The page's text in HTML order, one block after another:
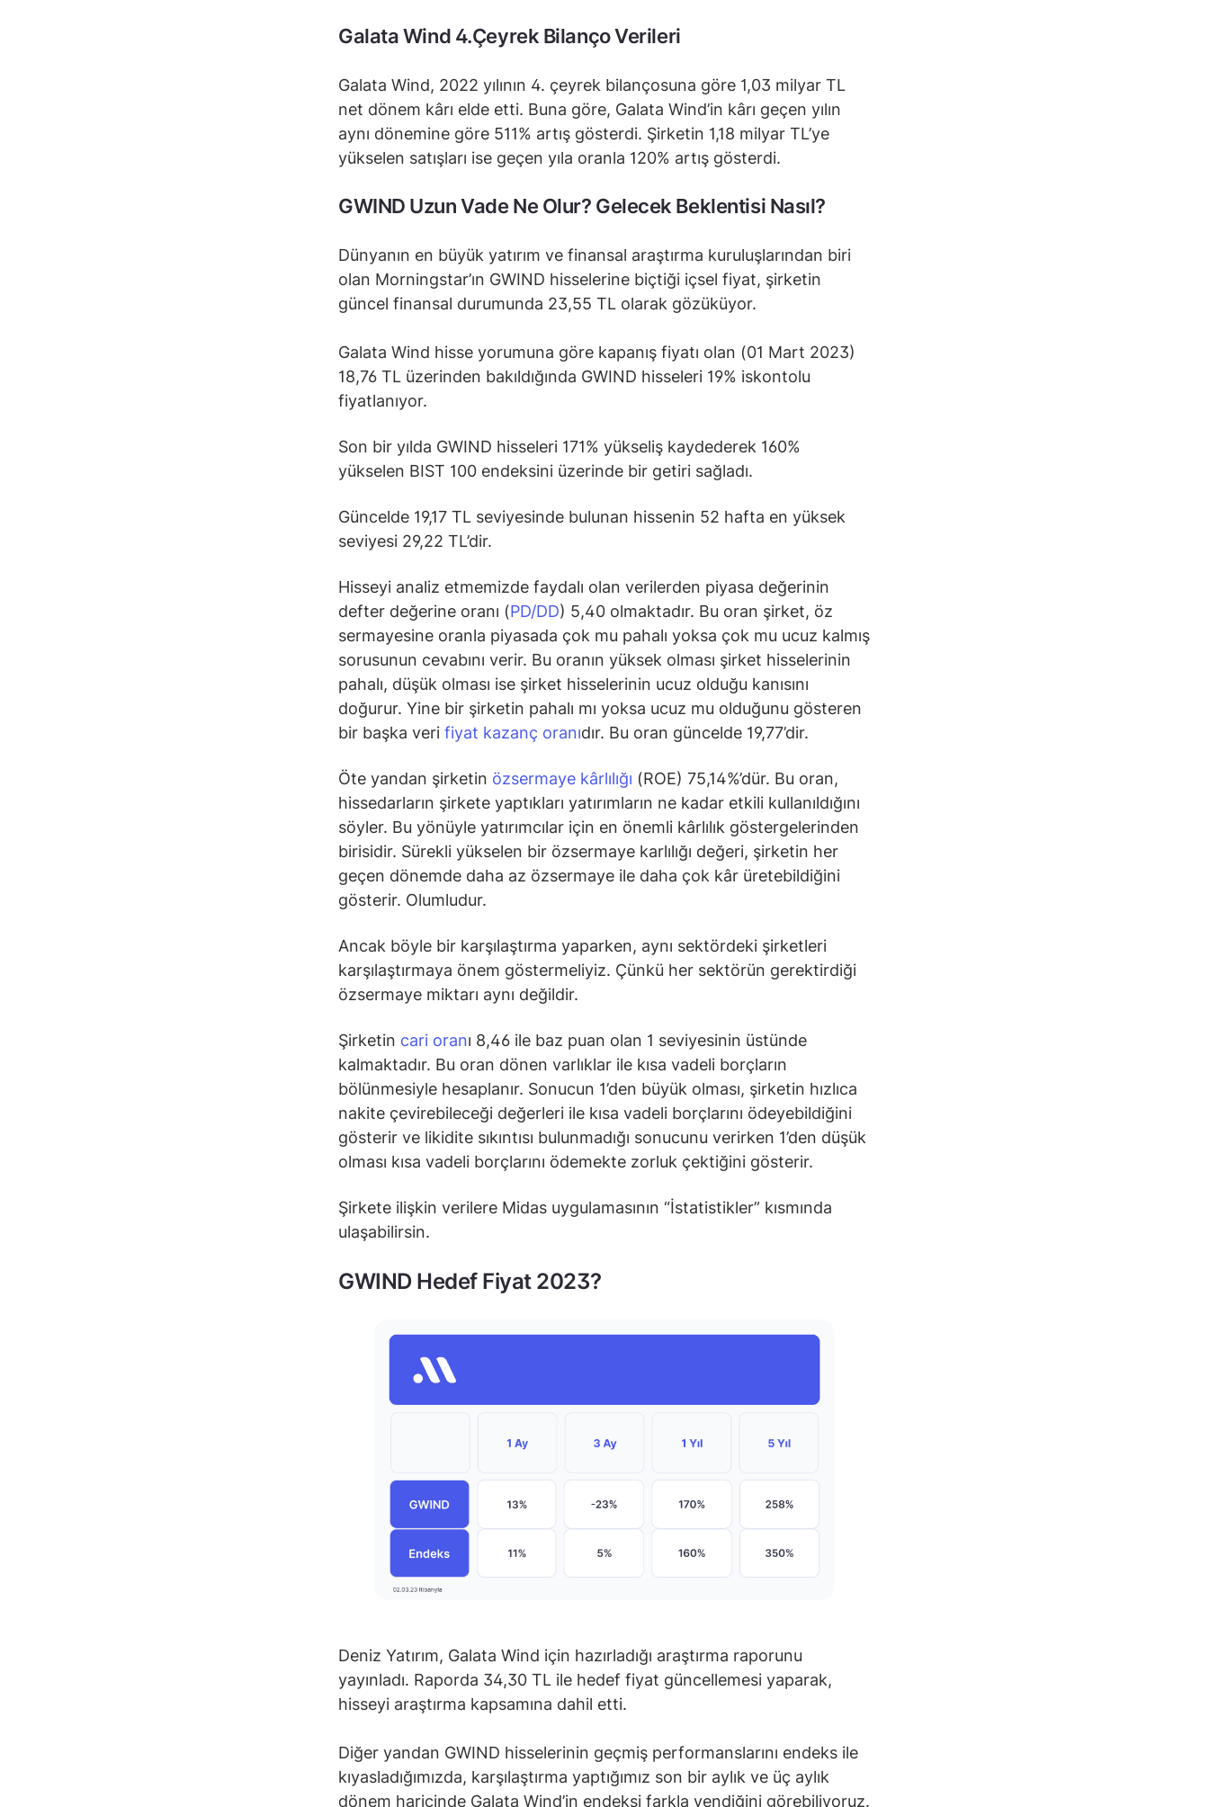
Galata Wind 4.Çeyrek Bilanço Verileri
Galata Wind, 2022 yılının 4. çeyrek bilançosuna göre 1,03 milyar TL
net dönem kârı elde etti. Buna göre, Galata Wind’in kârı geçen yılın
aynı dönemine göre 511% artış gösterdi. Şirketin 1,18 milyar TL’ye
yükselen satışları ise geçen yıla oranla 120% artış gösterdi.
GWIND Uzun Vade Ne Olur? Gelecek Beklentisi Nasıl?
Dünyanın en büyük yatırım ve finansal araştırma kuruluşlarından biri
olan Morningstar’ın GWIND hisselerine biçtiği içsel fiyat, şirketin
güncel finansal durumunda 23,55 TL olarak gözüküyor.
Galata Wind hisse yorumuna göre kapanış fiyatı olan (01 Mart 2023)
18,76 TL üzerinden bakıldığında GWIND hisseleri 19% iskontolu
fiyatlanıyor.
Son bir yılda GWIND hisseleri 171% yükseliş kaydederek 160%
yükselen BIST 100 endeksini üzerinde bir getiri sağladı.
Güncelde 19,17 TL seviyesinde bulunan hissenin 52 hafta en yüksek
seviyesi 29,22 TL’dir.
Hisseyi analiz etmemizde faydalı olan verilerden piyasa değerinin
defter değerine oranı (PD/DD) 5,40 olmaktadır. Bu oran şirket, öz
sermayesine oranla piyasada çok mu pahalı yoksa çok mu ucuz kalmış
sorusunun cevabını verir. Bu oranın yüksek olması şirket hisselerinin
pahalı, düşük olması ise şirket hisselerinin ucuz olduğu kanısını
doğurur. Yine bir şirketin pahalı mı yoksa ucuz mu olduğunu gösteren
bir başka veri fiyat kazanç oranıdır. Bu oran güncelde 19,77’dir.
Öte yandan şirketin özsermaye kârlılığı (ROE) 75,14%’dür. Bu oran,
hissedarların şirkete yaptıkları yatırımların ne kadar etkili kullanıldığını
söyler. Bu yönüyle yatırımcılar için en önemli kârlılık göstergelerinden
birisidir. Sürekli yükselen bir özsermaye karlılığı değeri, şirketin her
geçen dönemde daha az özsermaye ile daha çok kâr üretebildiğini
gösterir. Olumludur.
Ancak böyle bir karşılaştırma yaparken, aynı sektördeki şirketleri
karşılaştırmaya önem göstermeliyiz. Çünkü her sektörün gerektirdiği
özsermaye miktarı aynı değildir.
Şirketin cari oranı 8,46 ile baz puan olan 1 seviyesinin üstünde
kalmaktadır. Bu oran dönen varlıklar ile kısa vadeli borçların
bölünmesiyle hesaplanır. Sonucun 1’den büyük olması, şirketin hızlıca
nakite çevirebileceği değerleri ile kısa vadeli borçlarını ödeyebildiğini
gösterir ve likidite sıkıntısı bulunmadığı sonucunu verirken 1’den düşük
olması kısa vadeli borçlarını ödemekte zorluk çektiğini gösterir.
Şirkete ilişkin verilere Midas uygulamasının “İstatistikler” kısmında
ulaşabilirsin.
GWIND Hedef Fiyat 2023?
Deniz Yatırım, Galata Wind için hazırladığı araştırma raporunu
yayınladı. Raporda 34,30 TL ile hedef fiyat güncellemesi yaparak,
hisseyi araştırma kapsamına dahil etti.
Diğer yandan GWIND hisselerinin geçmiş performanslarını endeks ile
kıyasladığımızda, karşılaştırma yaptığımız son bir aylık ve üç aylık
dönem haricinde Galata Wind’in endeksi farkla yendiğini görebiliyoruz.